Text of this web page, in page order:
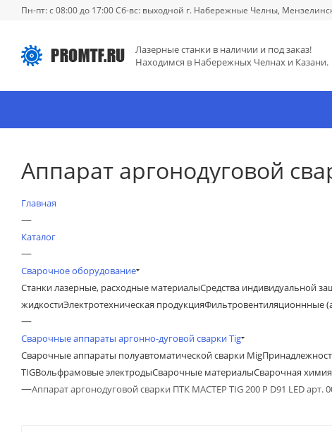
Пн-пт: с 08:00 до 17:00 Сб-вс: выходной г. Набережные Челны,
Лазерные станки в наличии и под заказ!
Находимся в Набережных Челнах и Казани.
Аппарат аргонодуговой
Главная
—
Каталог
—
Сварочное оборудование
Станки лазерные, расходные материалыСредства индивидуальной
жидкостиЭлектротехническая продукцияФильтровентиляционнные
—
Сварочные аппараты аргонно-дуговой сварки Tig
Сварочные аппараты полуавтоматической сварки Mig
TIGВольфрамовые электродыСварочные материалыСварочная химия
—Аппарат аргонодуговой сварки ПТК МАСТЕР TIG 200 P D91 LED арт.